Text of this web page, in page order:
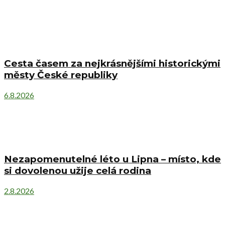
Cesta časem za nejkrásnějšími historickými
městy České republiky
6.8.2026
Nezapomenutelné léto u Lipna – místo, kde
si dovolenou užije celá rodina
2.8.2026